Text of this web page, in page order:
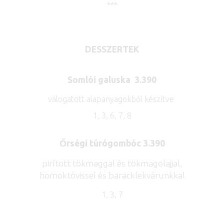
***
DESSZERTEK
Somlói galuska 3.390
válogatott alapanyagokból készítve
1, 3, 6, 7, 8
Őrségi túrógombóc 3.390
pirított tökmaggal és tökmagolajjal,
homoktövissel és baracklekvárunkkal
1, 3, 7